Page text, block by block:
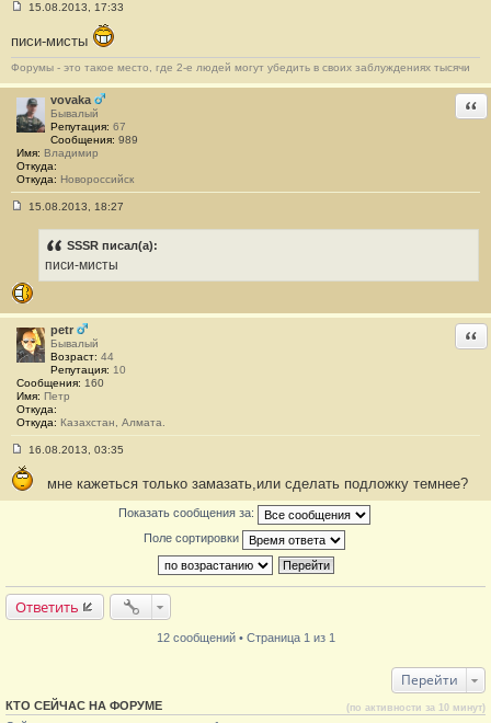
о
б
щ
е
н
и
е
#
1
0
15.08.2013, 17:33
писи-мисты
Форумы - это такое место, где 2-е людей могут убедить в своих заблуждениях тысячи
vovaka
Бывалый
Репутация: 67
Сообщения: 989
Имя: Владимир
Откуда:
Откуда: Новороссийск
е
н
#
1
1
15.08.2013, 18:27
SSSR писал(а):
писи-мисты
petr
Бывалый
Возраст: 44
Репутация: 10
Сообщения: 160
Имя: Петр
Откуда:
Откуда: Казахстан, Алмата.
о
о
б
1
2
16.08.2013, 03:35
мне кажеться только замазать,или сделать подложку темнее?
Показать сообщения за:
Поле сортировки
Ответить
12 сообщений • Страница 1 из 1
Перейти
КТО СЕЙЧАС НА ФОРУМЕ (по активности за 10 минут)